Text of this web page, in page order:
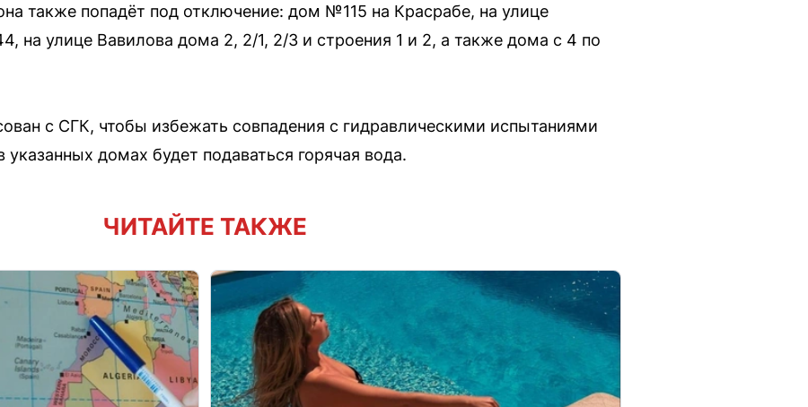
также попадёт под отключение: дом №115 на Красрабе, на улице
на улице Вавилова дома 2, 2/1, 2/3 и строения 1 и 2, а также дома с 4 по
с СГК, чтобы избежать совпадения с гидравлическими испытаниями
домах будет подаваться горячая вода.
ЧИТАЙТЕ ТАКЖЕ